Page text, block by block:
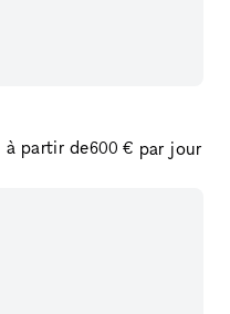
à partir de600 € par jour